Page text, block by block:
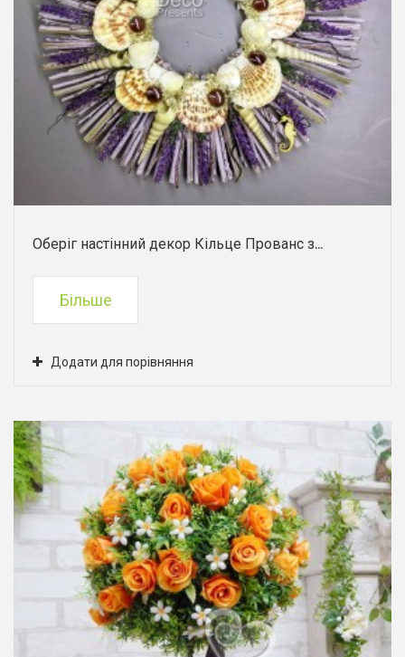
Оберіг настінний декор Кільце Прованс з...
Більше
Додати для порівняння